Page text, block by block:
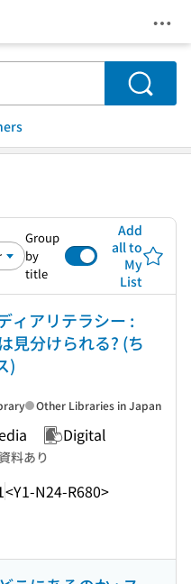
Search
Group
by
title
Add
all to
My
List
ィアリテラシー :
見分けられる? (ち
)
Digital
料あり
<Y1-N24-R680>
Other Libraries in Japan